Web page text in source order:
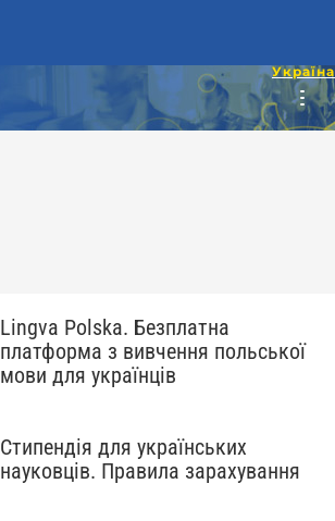
Lingva Polska. Безплатна
платформа з вивчення польської
мови для українців
Стипендія для українських
науковців. Правила зарахування